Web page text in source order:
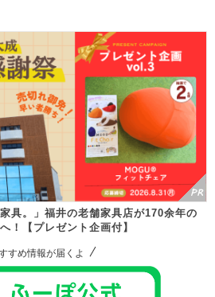
具。」福井の老舗家具店が170余年の
！【プレゼント企画付】
すめ情報が届くよ